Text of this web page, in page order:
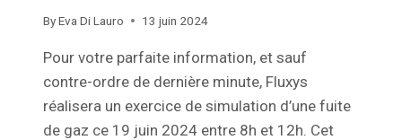
ByEva Di Lauro 13 juin 2024
Pour votre parfaite information, et sauf
contre-ordre de dernière minute, Fluxys
réalisera un exercice de simulation d’une fuite
de gaz ce 19 juin 2024 entre 8h et 12h. Cet